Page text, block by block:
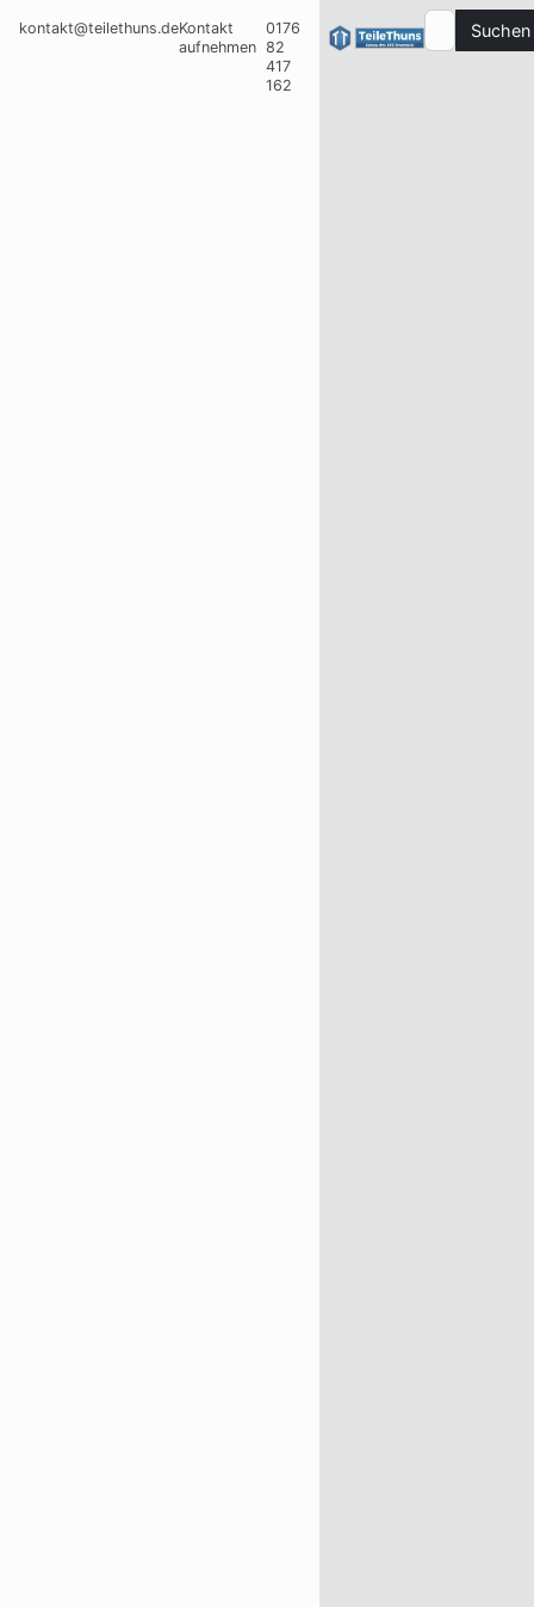
kontakt@teilethuns.deKontakt
aufnehmen
0176
82
417
162
Suchen